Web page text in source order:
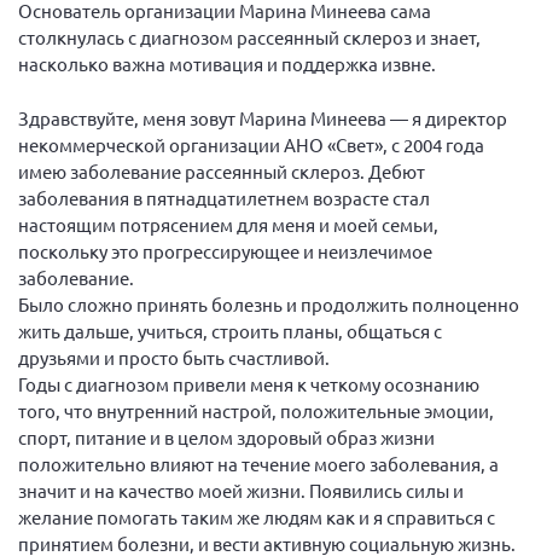
Информационная служба
Отдел международных отношений
Вице-президент Валюх М.В.
Вице-президент Чернова А.В.
Вице-президент Цикорин И.В.
Вице-президент Груба Л.В.
Главный бухгалтер Жаворонкова Г.М.
Конференция ОООИБРС 2026
Конференция ОООИБРС 2025
Экспертный совет ОООИБРС 2025
Конференция ОООИБРС 2024
Конференция ОООИБРС 2023
Конференция ОООИБРС 2022
Конференция ОООИБРС 2021
Основатель организации Марина Минеева сама
столкнулась с диагнозом рассеянный склероз и знает,
насколько важна мотивация и поддержка извне.
Здравствуйте, меня зовут Марина Минеева — я директор
некоммерческой организации АНО «Свет», с 2004 года
имею заболевание рассеянный склероз. Дебют
заболевания в пятнадцатилетнем возрасте стал
настоящим потрясением для меня и моей семьи,
поскольку это прогрессирующее и неизлечимое
заболевание.
Было сложно принять болезнь и продолжить полноценно
жить дальше, учиться, строить планы, общаться с
друзьями и просто быть счастливой.
Годы с диагнозом привели меня к четкому осознанию
того, что внутренний настрой, положительные эмоции,
спорт, питание и в целом здоровый образ жизни
положительно влияют на течение моего заболевания, а
значит и на качество моей жизни. Появились силы и
желание помогать таким же людям как и я справиться с
принятием болезни, и вести активную социальную жизнь.